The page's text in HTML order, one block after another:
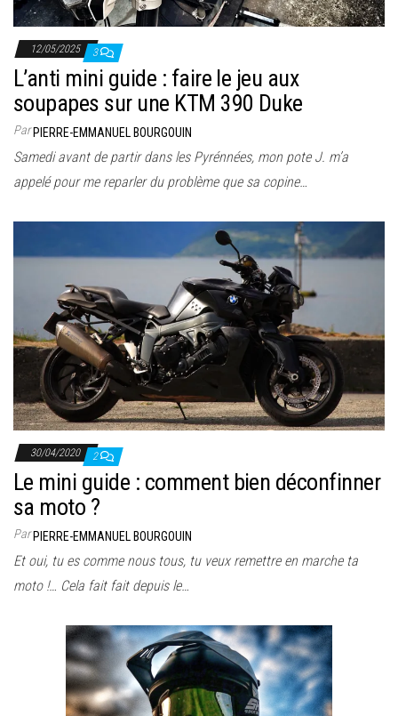
12/05/2025 3
L’anti mini guide : faire le jeu aux
soupapes sur une KTM 390 Duke
ParPIERRE-EMMANUEL BOURGOUIN
Samedi avant de partir dans les Pyrénnées, mon pote J. m’a
appelé pour me reparler du problème que sa copine…
30/04/2020 2
Le mini guide : comment bien déconfinner
sa moto ?
ParPIERRE-EMMANUEL BOURGOUIN
Et oui, tu es comme nous tous, tu veux remettre en marche ta
moto !… Cela fait fait depuis le…